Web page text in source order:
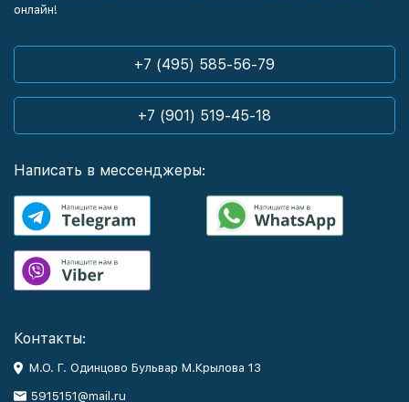
онлайн!
+7 (495) 585-56-79
+7 (901) 519-45-18
Написать в мессенджеры:
Контакты:
М.О. Г. Одинцово Бульвар М.Крылова 13
5915151@mail.ru